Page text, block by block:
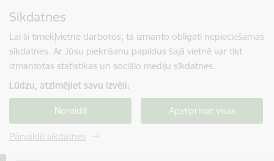
Sīkdatnes
Lai šī tīmekļvietne darbotos, tā izmanto obligāti nepieciešamās
sīkdatnes. Ar Jūsu piekrišanu papildus šajā vietnē var tikt
izmantotas statistikas un sociālo mediju sīkdatnes.
Lūdzu, atzīmējiet savu izvēli:
Noraidīt Apstiprināt visas
Pārvaldīt sīkdatnes